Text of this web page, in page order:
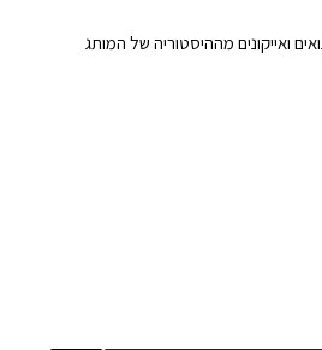
ואייקונים מההיסטוריה של המותג